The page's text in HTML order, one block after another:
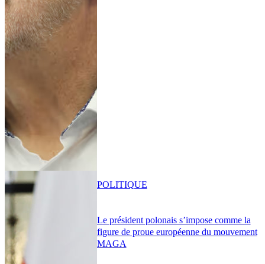
Le président polonais s’impose comme la
figure de proue européenne du mouvement
MAGA
POLITIQUE